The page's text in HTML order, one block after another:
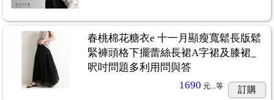
春桃棉花糖衣e 十一月顯瘦寬鬆長版鬆
緊褲頭格下擺蕾絲長裙A字裙及膝裙_
呎吋問題多利用問與答
1690 元...等 訂購